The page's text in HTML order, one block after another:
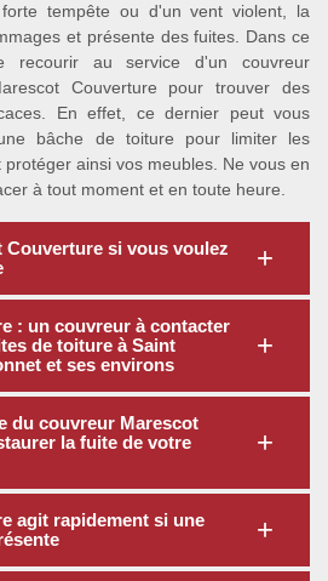
tempête ou d'un vent violent, la
et présente des fuites. Dans ce
au service d'un couvreur
Couverture pour trouver des
En effet, ce dernier peut vous
bâche de toiture pour limiter les
ainsi vos meubles. Ne vous en
à tout moment et en toute heure.
Couverture si vous voulez
: un couvreur à contacter
de toiture à Saint
et ses environs
du couvreur Marescot
la fuite de votre
agit rapidement si une